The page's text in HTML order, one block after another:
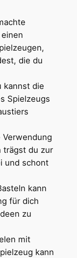
die du
kannst die
Spielzeugs
Verwendung
trägst du zur
und schont
kann
für dich
zu
mit
kann